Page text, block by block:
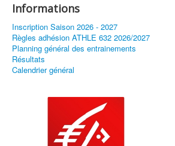
Vous êtes ici :
Informations
Inscription Saison 2026 - 2027
Règles adhésion ATHLE 632 2026/2027
Planning général des entrainements
Résultats
Calendrier général